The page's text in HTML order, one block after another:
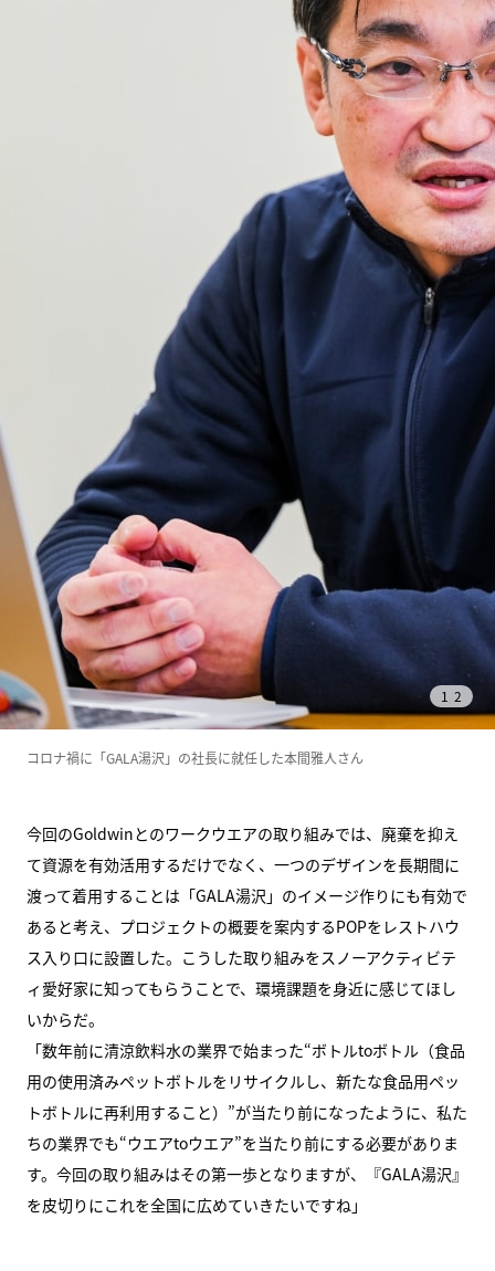
1 2
コロナ禍に「GALA湯沢」の社長に就任した本間雅人さん
今回のGoldwinとのワークウエアの取り組みでは、廃棄を抑え
て資源を有効活用するだけでなく、一つのデザインを長期間に
渡って着用することは「GALA湯沢」のイメージ作りにも有効で
あると考え、プロジェクトの概要を案内するPOPをレストハウ
ス入り口に設置した。こうした取り組みをスノーアクティビテ
ィ愛好家に知ってもらうことで、環境課題を身近に感じてほし
いからだ。
「数年前に清涼飲料水の業界で始まった“ボトルtoボトル（食品
用の使用済みペットボトルをリサイクルし、新たな食品用ペッ
トボトルに再利用すること）”が当たり前になったように、私た
ちの業界でも“ウエアtoウエア”を当たり前にする必要がありま
す。今回の取り組みはその第一歩となりますが、『GALA湯沢』
を皮切りにこれを全国に広めていきたいですね」